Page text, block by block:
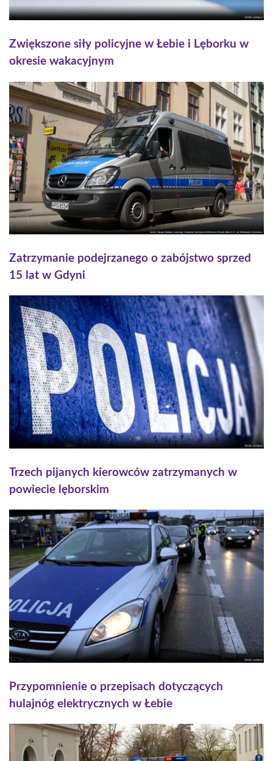
Zwiększone siły policyjne w Łebie i Lęborku w
okresie wakacyjnym
Zatrzymanie podejrzanego o zabójstwo sprzed
15 lat w Gdyni
Trzech pijanych kierowców zatrzymanych w
powiecie lęborskim
Przypomnienie o przepisach dotyczących
hulajnóg elektrycznych w Łebie